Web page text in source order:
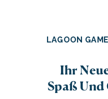
LAGOON
Ihr
Spaß Und